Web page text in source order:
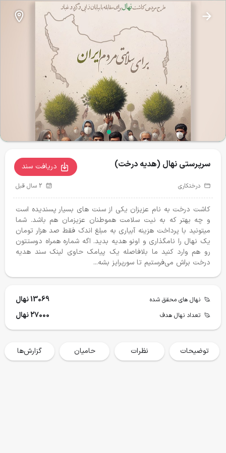
نذرطبیعت
آبشخور حیات وحش 43 تغذیه حیات وحش 24 تیمار و درمان
پروژه‌های فعال
درختکاری ۱۴۰۴-١۴٠۵
محقق شده
9247 نهال 15000 نهال
حمایت می کنم
405،800،000
هدف
1،500،000،000
حمایت می کنم
سرپرستی نهال (‌هدیه درخت)
سرپرستی نهال (‌هدیه درخت) دریافت سند
درختکاری 2 سال قبل
کاشت درخت به نام عزیزان یکی از سنت های بسیار پسندیده است
و چه بهتر که به نیت سلامت هموطنان عزیزمان هم باشد. شما
میتونید با پرداخت هزینه آبیاری به مبلغ اندک فقط صد هزار تومان
یک نهال را نامگذاری و اونو هدیه بدید. اگه شماره همراه دوستتون
رو هم وارد کنید ما بلافاصله یک پیامک حاوی لینک سند هدیه
درخت براش می‌فرستیم تا سورپرایز بشه...
نهال های محقق شده 13069 نهال
تعداد نهال هدف 27000 نهال
توضیحات نظرات حامیان گزارش‌ها